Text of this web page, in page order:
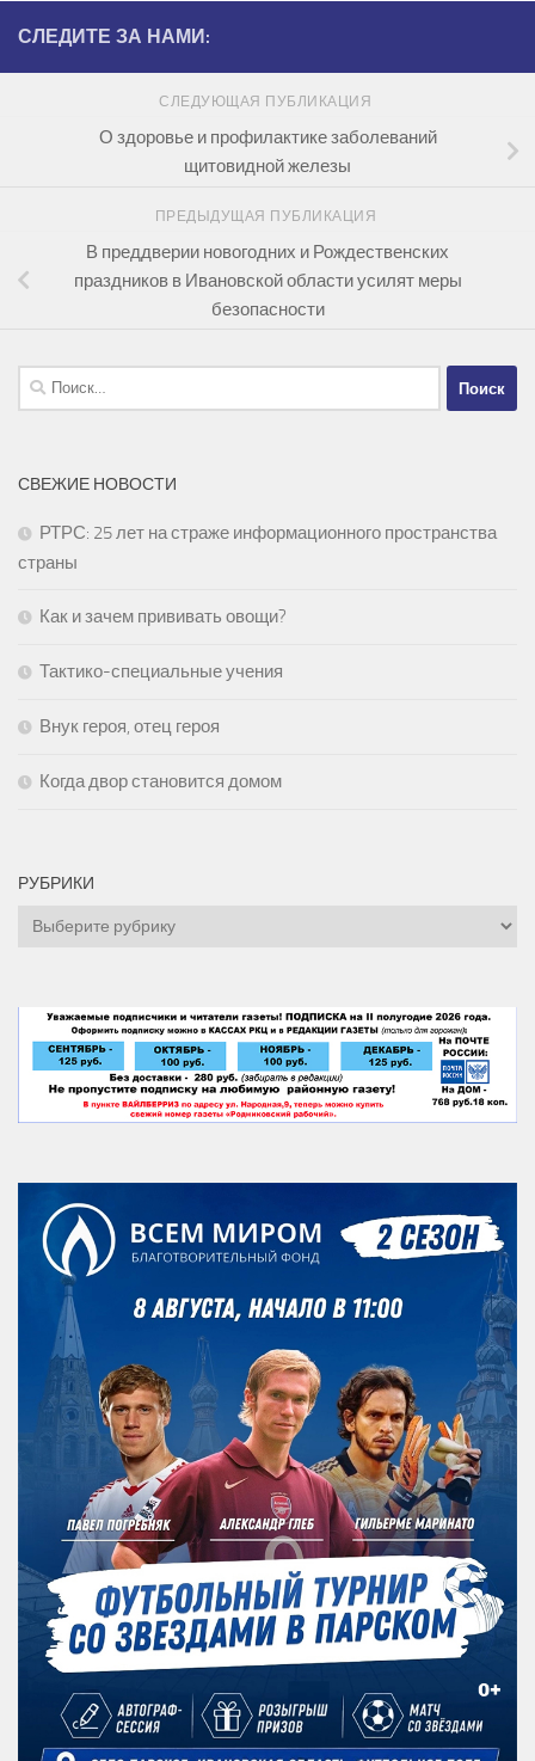
СЛЕДИТЕ ЗА НАМИ:
СЛЕДУЮЩАЯ ПУБЛИКАЦИЯ
О здоровье и профилактике заболеваний
щитовидной железы
ПРЕДЫДУЩАЯ ПУБЛИКАЦИЯ
В преддверии новогодних и Рождественских
праздников в Ивановской области усилят меры
безопасности
Найти:
СВЕЖИЕ НОВОСТИ
РТРС: 25 лет на страже информационного пространства
страны
Как и зачем прививать овощи?
Тактико-специальные учения
Внук героя, отец героя
Когда двор становится домом
РУБРИКИ
Рубрики